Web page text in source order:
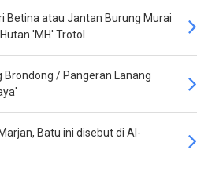
Betina atau Jantan Burung Murai
'MH' Trotol
Brondong / Pangeran Lanang
Batu ini disebut di Al-